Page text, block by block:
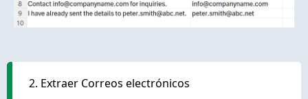
2. Extraer Correos electrónicos